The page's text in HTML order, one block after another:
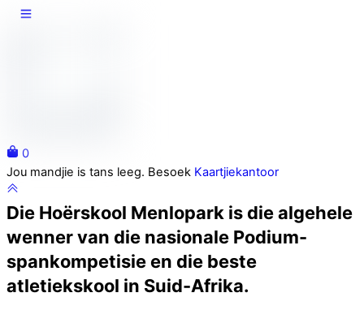
Skip
0
Close
Cart
Jou mandjie is tans leeg. Besoek Kaartjiekantoor
Die Hoërskool Menlopark is die algehele
wenner van die nasionale Podium-
spankompetisie en die beste
atletiekskool in Suid-Afrika.